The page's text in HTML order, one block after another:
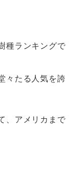
種ランキングで
々たる人気を誇
、アメリカまで